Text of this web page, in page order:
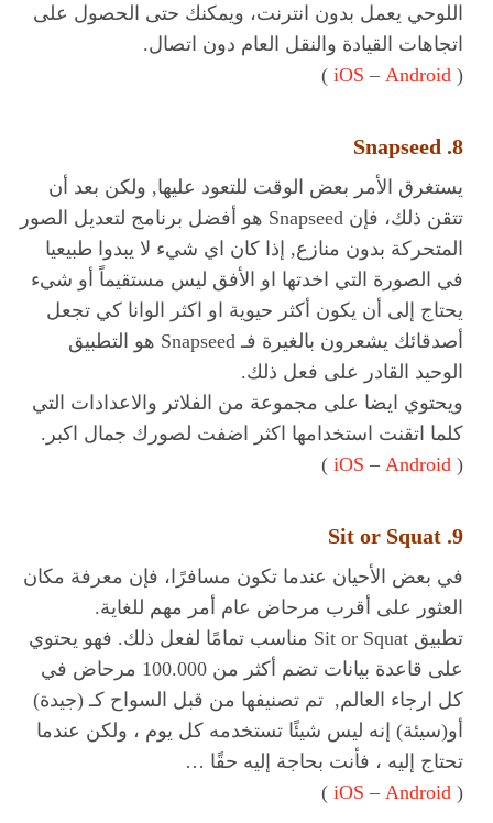
اللوحي يعمل بدون انترنت، ويمكنك حتى الحصول على
اتجاهات القيادة والنقل العام دون اتصال.
(
iOS – Android
)
8. Snapseed
يستغرق الأمر بعض الوقت للتعود عليها, ولكن بعد أن
تتقن ذلك، فإن Snapseed هو أفضل برنامج لتعديل الصور
المتحركة بدون منازع, إذا كان اي شيء لا يبدوا طبيعيا
في الصورة التي اخدتها او الأفق ليس مستقيماً أو شيء
يحتاج إلى أن يكون أكثر حيوية او اكثر الوانا كي تجعل
أصدقائك يشعرون بالغيرة فـ Snapseed هو التطبيق
الوحيد القادر على فعل ذلك.
ويحتوي ايضا على مجموعة من الفلاتر والاعدادات التي
كلما اتقنت استخدامها اكثر اضفت لصورك جمال اكبر.
(
iOS – Android
)
9. Sit or Squat
في بعض الأحيان عندما تكون مسافرًا، فإن معرفة مكان
العثور على أقرب مرحاض عام أمر مهم للغاية.
تطبيق Sit or Squat مناسب تمامًا لفعل ذلك. فهو يحتوي
على قاعدة بيانات تضم أكثر من 100.000 مرحاض في
كل ارجاء العالم, تم تصنيفها من قبل السواح كـ (جيدة)
أو(سيئة) إنه ليس شيئًا تستخدمه كل يوم ، ولكن عندما
تحتاج إليه ، فأنت بحاجة إليه حقًا …
(
iOS – Android
)